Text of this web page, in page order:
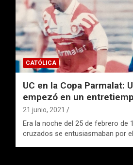
CATÓLICA
UC en la Copa Parmalat:
empezó en un
21 junio, 2021
Era la noche del 25 de febrero de
cruzados se entusiasmaban por